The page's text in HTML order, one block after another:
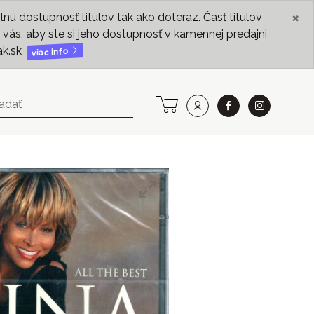
dostupnosť titulov tak ako doteraz. Časť titulov
aby ste si jeho dostupnosť v kamennej predajni
viac info
×